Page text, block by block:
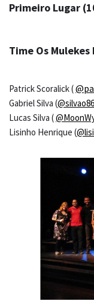
Primeiro Lugar
Time Os Mulekes
Patrick Scoralick (
Gabriel Silva (@silvao86
Lucas Silva (
Lisinho Henrique (